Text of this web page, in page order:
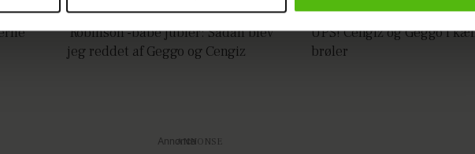
behandling af dine personoplysninger i forbindelse hermed i både
.
'Robinson'-babe jubler: Sådan blev
jeg reddet af Geggo og Cengiz
UPS! Cengiz og Geggo i
brøler
Annonce